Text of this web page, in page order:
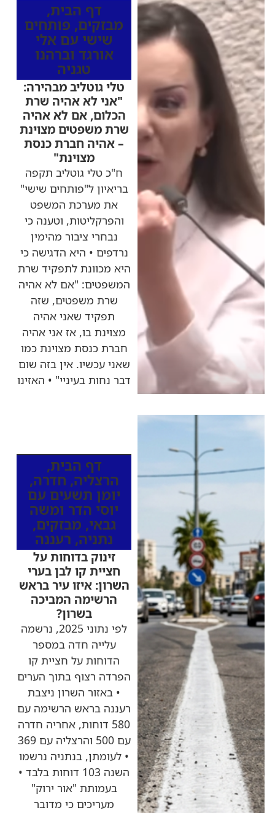
דף הבית,
מבזקים, פותחים
שישי עם אלי
אורגד וברהנו
טגניה
טלי גוטליב מבהירה:
"אני לא אהיה שרת
הכלום, אם לא אהיה
שרת משפטים מצוינת
– אהיה חברת כנסת
מצוינת"
ח"כ טלי גוטליב תקפה
בריאיון ל"פותחים שישי"
את מערכת המשפט
והפרקליטות, וטענה כי
נבחרי ציבור מהימין
נרדפים • היא הדגישה כי
היא מכוונת לתפקיד שרת
המשפטים: "אם לא אהיה
שרת משפטים, שזה
תפקיד שאני אהיה
מצוינת בו, אז אני אהיה
חברת כנסת מצוינת כמו
שאני עכשיו. אין בזה שום
דבר נחות בעיניי" • האזינו
דף הבית,
הרצליה, חדרה,
יומן תשעים עם
יוסי הדר ומשה
גבאי, מבזקים,
נתניה, רעננה
זינוק בדוחות על
חציית קו לבן בערי
השרון: איזו עיר בראש
הרשימה המביכה
בשרון?
לפי נתוני 2025, נרשמה
עלייה חדה במספר
הדוחות על חציית קו
הפרדה רצוף בתוך הערים
• באזור השרון ניצבת
רעננה בראש הרשימה עם
580 דוחות, אחריה חדרה
עם 500 והרצליה עם 369
• לעומתן, בנתניה נרשמו
השנה 103 דוחות בלבד •
בעמותת "אור ירוק"
מעריכים כי מדובר